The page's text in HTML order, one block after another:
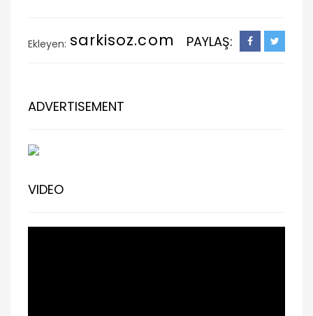
Ekleyen: sarkisoz.com PAYLAŞ:
ADVERTISEMENT
VIDEO